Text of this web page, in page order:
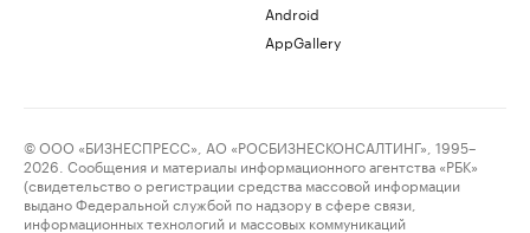
Android
AppGallery
© ООО «БИЗНЕСПРЕСС», АО «РОСБИЗНЕСКОНСАЛТИНГ», 1995–
2026. Сообщения и материалы информационного агентства «РБК»
(свидетельство о регистрации средства массовой информации
выдано Федеральной службой по надзору в сфере связи,
информационных технологий и массовых коммуникаций